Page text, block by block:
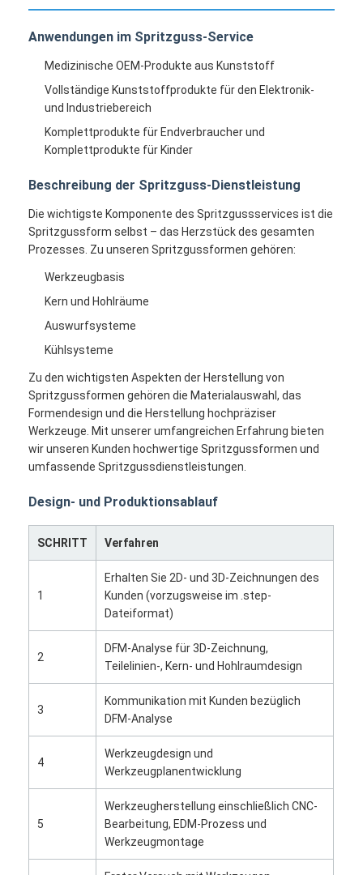
Anwendungen im Spritzguss-Service
Medizinische OEM-Produkte aus Kunststoff
Vollständige Kunststoffprodukte für den Elektronik-
und Industriebereich
Komplettprodukte für Endverbraucher und
Komplettprodukte für Kinder
Beschreibung der Spritzguss-Dienstleistung
Die wichtigste Komponente des Spritzgussservices ist die
Spritzgussform selbst – das Herzstück des gesamten
Prozesses. Zu unseren Spritzgussformen gehören:
Werkzeugbasis
Kern und Hohlräume
Auswurfsysteme
Kühlsysteme
Zu den wichtigsten Aspekten der Herstellung von
Spritzgussformen gehören die Materialauswahl, das
Formendesign und die Herstellung hochpräziser
Werkzeuge. Mit unserer umfangreichen Erfahrung bieten
wir unseren Kunden hochwertige Spritzgussformen und
umfassende Spritzgussdienstleistungen.
Design- und Produktionsablauf
SCHRITT Verfahren
1
Erhalten Sie 2D- und 3D-Zeichnungen des
Kunden (vorzugsweise im .step-
Dateiformat)
2
DFM-Analyse für 3D-Zeichnung,
Teilelinien-, Kern- und Hohlraumdesign
3
Kommunikation mit Kunden bezüglich
DFM-Analyse
4
Werkzeugdesign und
Werkzeugplanentwicklung
5
Werkzeugherstellung einschließlich CNC-
Bearbeitung, EDM-Prozess und
Werkzeugmontage